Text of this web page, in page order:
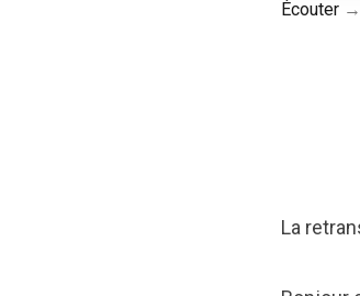
Écouter
La